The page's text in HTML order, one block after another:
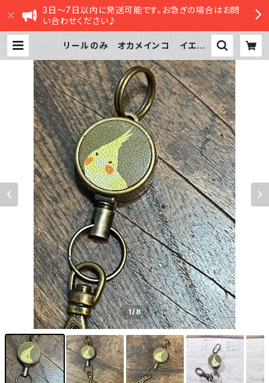
3日～7日以内に発送可能です。お急ぎの場合はお問
い合わせください♪
リールのみ オカメインコ イエロ
めいんこ | sasatte STORE|ささっ
てストア
1/8